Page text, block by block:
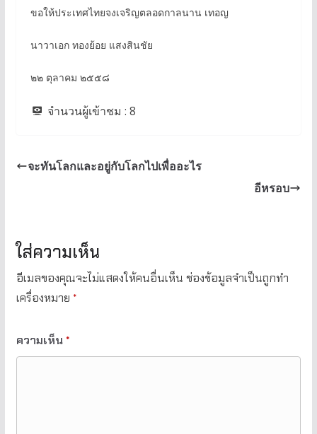
ขอให้ประเทศไทยจงเจริญตลอดกาลนาน เทอญ
นาวาเอก ทองย้อย แสงสินชัย
๒๒ ตุลาคม ๒๕๕๘
จำนวนผู้เข้าชม : 8
จะทันโลกและอยู่กับโลกไปเพื่ออะไร
อีหรอบ
ใส่ความเห็น
อีเมลของคุณจะไม่แสดงให้คนอื่นเห็น ช่องข้อมูลจำเป็นถูกทำ
เครื่องหมาย *
ความเห็น *